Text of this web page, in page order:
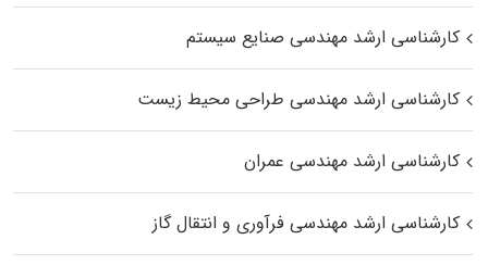
کارشناسی ارشد مهندسی صنایع سیستم
کارشناسی ارشد مهندسی طراحی محیط زیست
کارشناسی ارشد مهندسی عمران
کارشناسی ارشد مهندسی فرآوری و انتقال گاز